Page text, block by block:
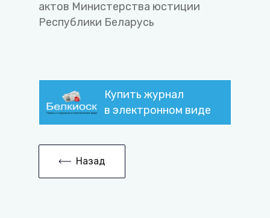
актов Министерства юстиции
Республики Беларусь
Купить журнал
в электронном виде
Назад